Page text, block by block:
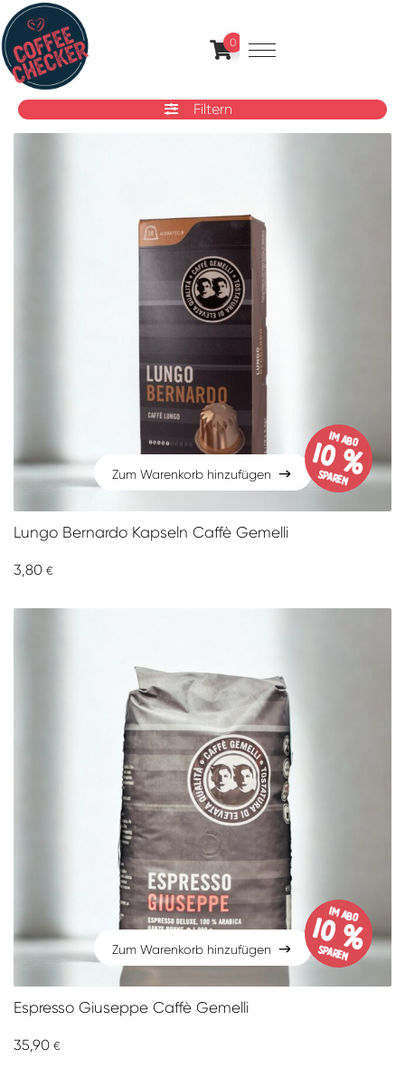
0
Filtern
Zum Warenkorb hinzufügen
Zum Warenkorb hinzufügen
im Abo
10 %
sparen
Lungo Bernardo Kapseln Caffè Gemelli
3,80 €
Zum Warenkorb hinzufügen
Zum Warenkorb hinzufügen
im Abo
10 %
sparen
Espresso Giuseppe Caffè Gemelli
35,90 €